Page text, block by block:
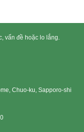
vấn đề hoặc lo lắng.
Chuo-ku, Sapporo-shi